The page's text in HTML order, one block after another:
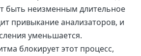
быть неизменным длительное
привыкание анализаторов, и
уменьшается.
блокирует этот процесс,